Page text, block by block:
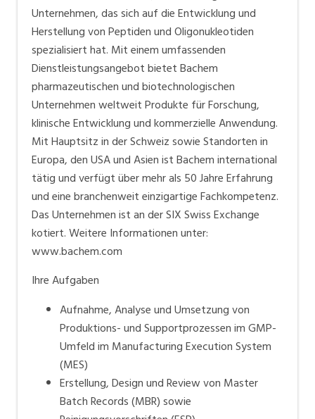
chemistry and organic synthesis (technology
leadership) Efficient manufacturing processes (cost
leadership) Bachem sets industry standards With
headquarters in Bubendorf, Switzerland and affiliates
in Europe and the US, Bachem works on a global scale
and holds a leading position in the field of peptides.
Unternehmen, das sich auf die Entwicklung und
Herstellung von Peptiden und Oligonukleotiden
spezialisiert hat. Mit einem umfassenden
Dienstleistungsangebot bietet Bachem
pharmazeutischen und biotechnologischen
Unternehmen weltweit Produkte für Forschung,
klinische Entwicklung und kommerzielle Anwendung.
Mit Hauptsitz in der Schweiz sowie Standorten in
Europa, den USA und Asien ist Bachem international
tätig und verfügt über mehr als 50 Jahre Erfahrung
und eine branchenweit einzigartige Fachkompetenz.
Das Unternehmen ist an der SIX Swiss Exchange
kotiert. Weitere Informationen unter:
www.bachem.com
Ihre Aufgaben
Aufnahme, Analyse und Umsetzung von
Produktions- und Supportprozessen im GMP-
Umfeld im Manufacturing Execution System
(MES)
Erstellung, Design und Review von Master
Batch Records (MBR) sowie